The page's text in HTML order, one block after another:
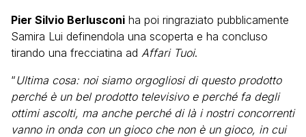
Pier Silvio Berlusconi ha poi ringraziato pubblicamente
Samira Lui definendola una scoperta e ha concluso
tirando una frecciatina ad Affari Tuoi.
“Ultima cosa: noi siamo orgogliosi di questo prodotto
perché è un bel prodotto televisivo e perché fa degli
ottimi ascolti, ma anche perché di là i nostri concorrenti
vanno in onda con un gioco che non è un gioco, in cui